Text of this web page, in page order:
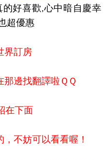
的好喜歡,心中暗自慶幸
超優惠
界訂房
邊找翻譯啦ＱＱ
在下面
不妨可以看看喔！